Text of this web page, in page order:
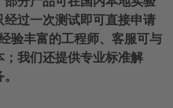
过一次测试即可直接申请
验丰富的工程师、客服可与
我们还提供专业标准解